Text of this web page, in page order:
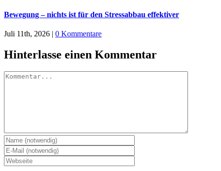
Bewegung – nichts ist für den Stressabbau effektiver
Juli 11th, 2026 | 0 Kommentare
Hinterlasse einen Kommentar
Kommentar